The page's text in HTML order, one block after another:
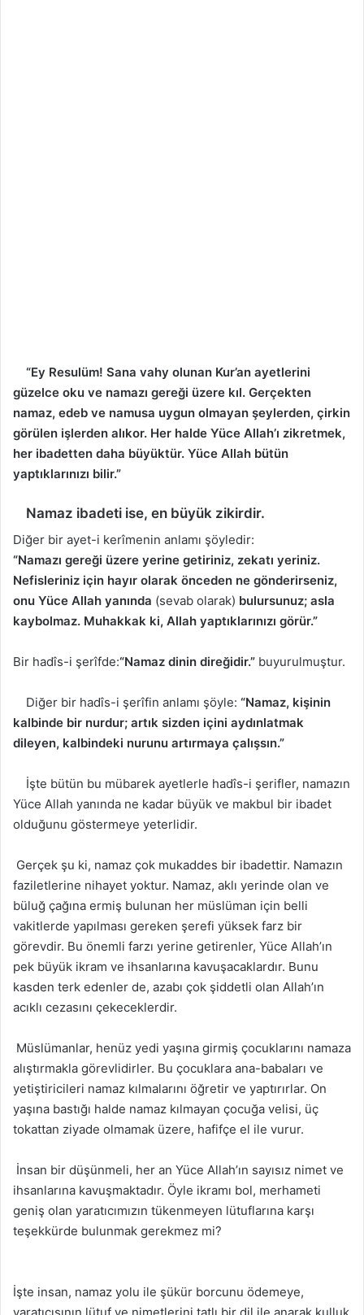
“Ey Resulüm! Sana vahy olunan Kur’an ayetlerini
güzelce oku ve namazı gereği üzere kıl. Gerçekten
namaz, edeb ve namusa uygun olmayan şeylerden, çirkin
görülen işlerden alıkor. Her halde Yüce Allah’ı zikretmek,
her ibadetten daha büyüktür. Yüce Allah bütün
yaptıklarınızı bilir.”
Namaz ibadeti ise, en büyük zikirdir.
Diğer bir ayet-i kerîmenin anlamı şöyledir:
“Namazı gereği üzere yerine getiriniz, zekatı yeriniz.
Nefisleriniz için hayır olarak önceden ne gönderirseniz,
onu Yüce Allah yanında (sevab olarak) bulursunuz; asla
kaybolmaz. Muhakkak ki, Allah yaptıklarınızı görür.”
Bir hadîs-i şerîfde:“Namaz dinin direğidir.” buyurulmuştur.
Diğer bir hadîs-i şerîfin anlamı şöyle: “Namaz, kişinin
kalbinde bir nurdur; artık sizden içini aydınlatmak
dileyen, kalbindeki nurunu artırmaya çalışsın.”
İşte bütün bu mübarek ayetlerle hadîs-i şerifler, namazın
Yüce Allah yanında ne kadar büyük ve makbul bir ibadet
olduğunu göstermeye yeterlidir.
Gerçek şu ki, namaz çok mukaddes bir ibadettir. Namazın
faziletlerine nihayet yoktur. Namaz, aklı yerinde olan ve
büluğ çağına ermiş bulunan her müslüman için belli
vakitlerde yapılması gereken şerefi yüksek farz bir
görevdir. Bu önemli farzı yerine getirenler, Yüce Allah’ın
pek büyük ikram ve ihsanlarına kavuşacaklardır. Bunu
kasden terk edenler de, azabı çok şiddetli olan Allah’ın
acıklı cezasını çekeceklerdir.
Müslümanlar, henüz yedi yaşına girmiş çocuklarını namaza
alıştırmakla görevlidirler. Bu çocuklara ana-babaları ve
yetiştiricileri namaz kılmalarını öğretir ve yaptırırlar. On
yaşına bastığı halde namaz kılmayan çocuğa velisi, üç
tokattan ziyade olmamak üzere, hafifçe el ile vurur.
İnsan bir düşünmeli, her an Yüce Allah’ın sayısız nimet ve
ihsanlarına kavuşmaktadır. Öyle ikramı bol, merhameti
geniş olan yaratıcımızın tükenmeyen lütuflarına karşı
teşekkürde bulunmak gerekmez mi?
İşte insan, namaz yolu ile şükür borcunu ödemeye,